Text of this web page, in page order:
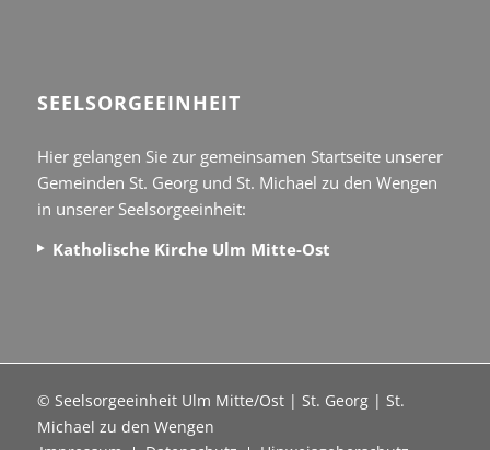
SEEL­SORGE­EINHEIT
Hier gelangen Sie zur gemeinsamen Startseite unserer
Gemeinden St. Georg und St. Michael zu den Wengen
in unserer Seelsorgeeinheit:
Katholische Kirche Ulm Mitte-Ost
© Seelsorgeeinheit Ulm Mitte/Ost | St. Georg | St.
Michael zu den Wengen